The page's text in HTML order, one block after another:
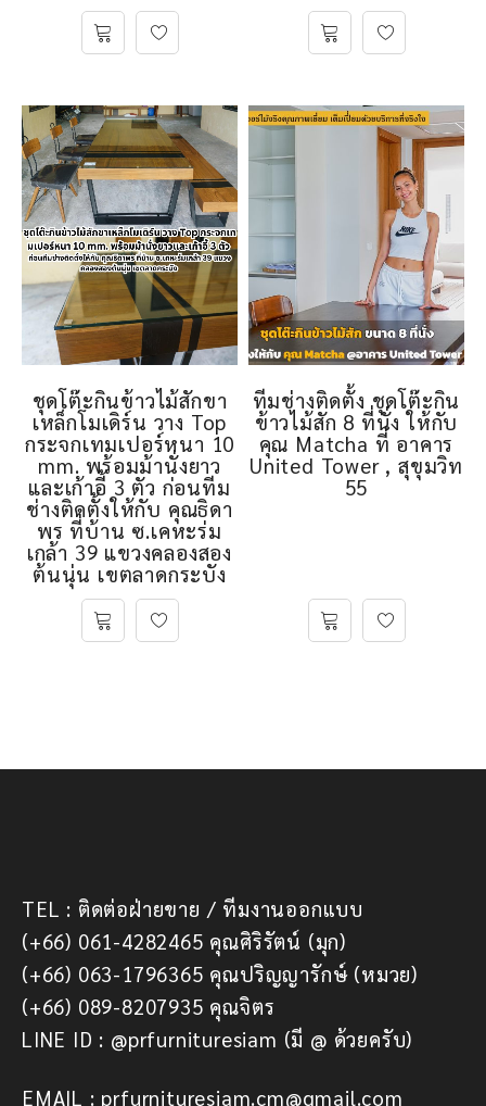
ชุดโต๊ะกินข้าวไม้สักขา
เหล็กโมเดิร์น วาง Top
กระจกเทมเปอร์หนา 10
mm. พร้อมม้านั่งยาว
และเก้าอี้ 3 ตัว ก่อนทีม
ช่างติดตั้งให้กับ คุณธิดา
พร ที่บ้าน ซ.เคหะร่ม
เกล้า 39 แขวงคลองสอง
ต้นนุ่น เขตลาดกระบัง
ทีมช่างติดตั้ง ชุดโต๊ะกิน
ข้าวไม้สัก 8 ที่นั่ง ให้กับ
คุณ Matcha ที่ อาคาร
United Tower , สุขุมวิท
55
TEL : ติดต่อฝ่ายขาย / ทีมงานออกแบบ
(+66) 061-4282465 คุณศิริรัตน์ (มุก)
(+66) 063-1796365 คุณปริญญารักษ์ (หมวย)
(+66) 089-8207935 คุณจิตร
LINE ID : @prfurnituresiam (มี @ ด้วยครับ)
EMAIL : prfurnituresiam.cm@gmail.com